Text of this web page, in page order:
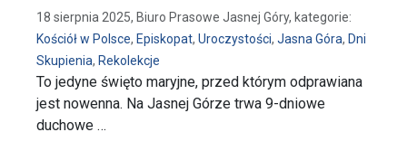
18 sierpnia 2025, Biuro Prasowe Jasnej Góry, kategorie:
Kościół w Polsce, Episkopat, Uroczystości, Jasna Góra, Dni
Skupienia, Rekolekcje
To jedyne święto maryjne, przed którym odprawiana
jest nowenna. Na Jasnej Górze trwa 9-dniowe
duchowe …